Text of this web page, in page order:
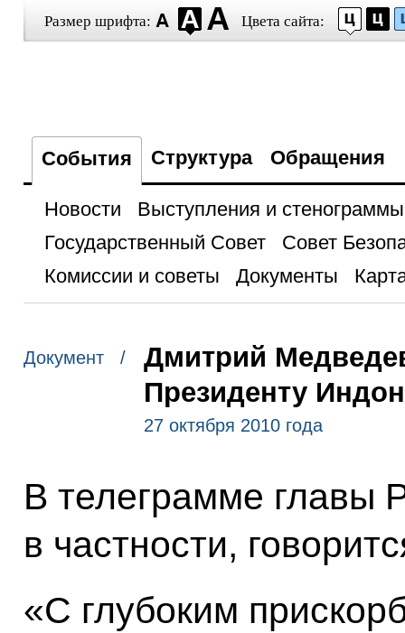
Размер шрифта: Цвета сайта:
События Структура Обращения
Новости
Выступления и стенограммы
Государственный Совет
Совет
Комиссии и советы
Документы
Документ /
Дмитрий
Президенту
27 октября 2010 года
В телеграмме главы
в частности,
«С глубоким